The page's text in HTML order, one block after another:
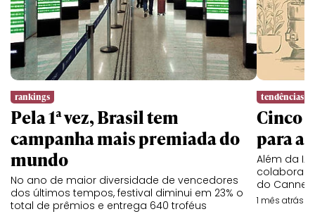
rankings
Pela 1ª vez, Brasil tem
campanha mais premiada do
mundo
No ano de maior diversidade de vencedores
dos últimos tempos, festival diminui em 23% o
total de prêmios e entrega 640 troféus
tendências
Cinco
para a
Além da
do Cannes
1 mês atrás